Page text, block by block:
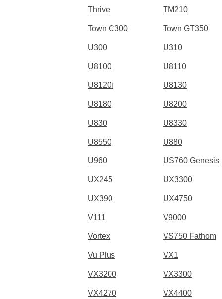
Thrive TM210
Town C300 Town GT350
U300 U310
U8100 U8110
U8120i U8130
U8180 U8200
U830 U8330
U8550 U880
U960 US760 Genesis
UX245 UX3300
UX390 UX4750
V111 V9000
Vortex VS750 Fathom
Vu Plus VX1
VX3200 VX3300
VX4270 VX4400